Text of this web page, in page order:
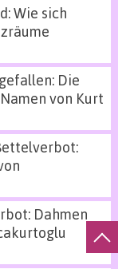
Wie sich
Die
von Kurt
Dahmen